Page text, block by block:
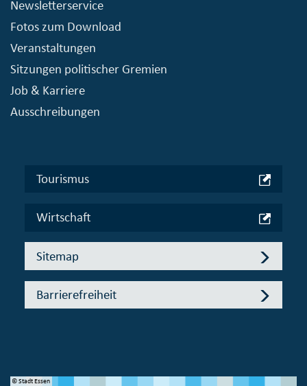
Newsletterservice
Fotos zum Download
Veranstaltungen
Sitzungen politischer Gremien
Job & Karriere
Ausschreibungen
Tourismus
Wirtschaft
Sitemap
Barrierefreiheit
© Stadt Essen